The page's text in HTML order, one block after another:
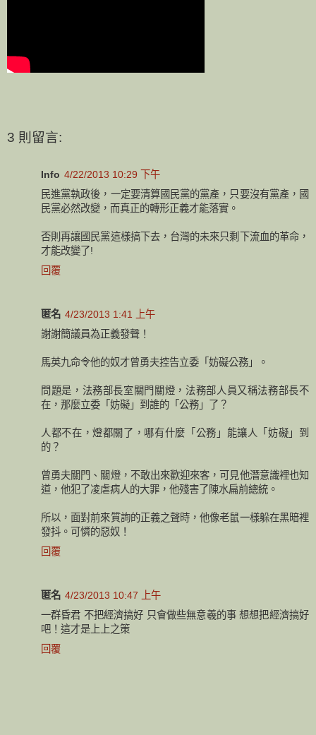
3 則留言:
Info 4/22/2013 10:29 下午
民進黨執政後，一定要清算國民黨的黨產，只要沒有黨產，國
民黨必然改變，而真正的轉形正義才能落實。
否則再讓國民黨這樣搞下去，台灣的未來只剩下流血的革命，
才能改變了!
回覆
匿名 4/23/2013 1:41 上午
謝謝簡議員為正義發聲！
馬英九命令他的奴才曾勇夫控告立委「妨礙公務」。
問題是，法務部長室關門關燈，法務部人員又稱法務部長不
在，那麼立委「妨礙」到誰的「公務」了？
人都不在，燈都關了，哪有什麼「公務」能讓人「妨礙」到
的？
曾勇夫關門、關燈，不敢出來歡迎來客，可見他潛意識裡也知
道，他犯了凌虐病人的大罪，他殘害了陳水扁前總統。
所以，面對前來質詢的正義之聲時，他像老鼠一樣躲在黑暗裡
發抖。可憐的惡奴！
回覆
匿名 4/23/2013 10:47 上午
一群昏君 不把經濟搞好 只會做些無意羲的事 想想把經濟搞好
吧！這才是上上之策
回覆